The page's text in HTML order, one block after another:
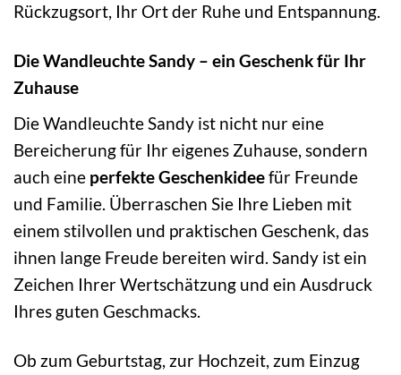
Rückzugsort, Ihr Ort der Ruhe und Entspannung.
Die Wandleuchte Sandy – ein Geschenk für Ihr
Zuhause
Die Wandleuchte Sandy ist nicht nur eine
Bereicherung für Ihr eigenes Zuhause, sondern
auch eine perfekte Geschenkideefür Freunde
und Familie. Überraschen Sie Ihre Lieben mit
einem stilvollen und praktischen Geschenk, das
ihnen lange Freude bereiten wird. Sandy ist ein
Zeichen Ihrer Wertschätzung und ein Ausdruck
Ihres guten Geschmacks.
Ob zum Geburtstag, zur Hochzeit, zum Einzug